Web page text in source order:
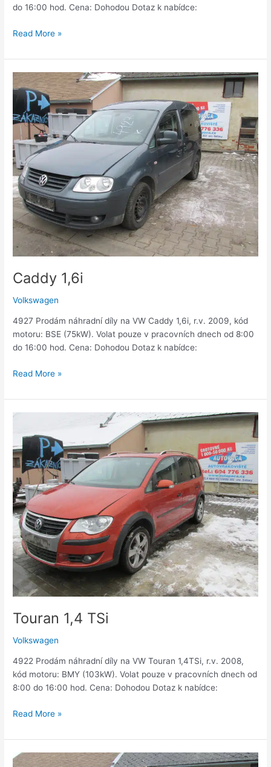
do 16:00 hod. Cena: Dohodou Dotaz k nabídce:
Read More »
Caddy 1,6i
Volkswagen
4927 Prodám náhradní díly na VW Caddy 1,6i, r.v. 2009, kód
motoru: BSE (75kW). Volat pouze v pracovních dnech od 8:00
do 16:00 hod. Cena: Dohodou Dotaz k nabídce:
Caddy
1,6i
Read More »
Touran 1,4 TSi
Volkswagen
4922 Prodám náhradní díly na VW Touran 1,4TSi, r.v. 2008,
kód motoru: BMY (103kW). Volat pouze v pracovních dnech od
8:00 do 16:00 hod. Cena: Dohodou Dotaz k nabídce:
Touran
TSi
Read More »
Polo